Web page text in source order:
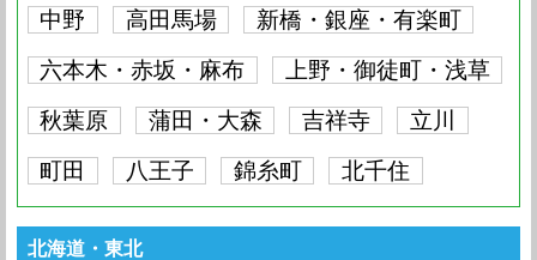
中野
高田馬場
新橋・銀座・有楽町
六本木・赤坂・麻布
上野・御徒町・浅草
秋葉原
蒲田・大森 吉祥寺
立川
町田
八王子 錦糸町 北千住
北海道・東北